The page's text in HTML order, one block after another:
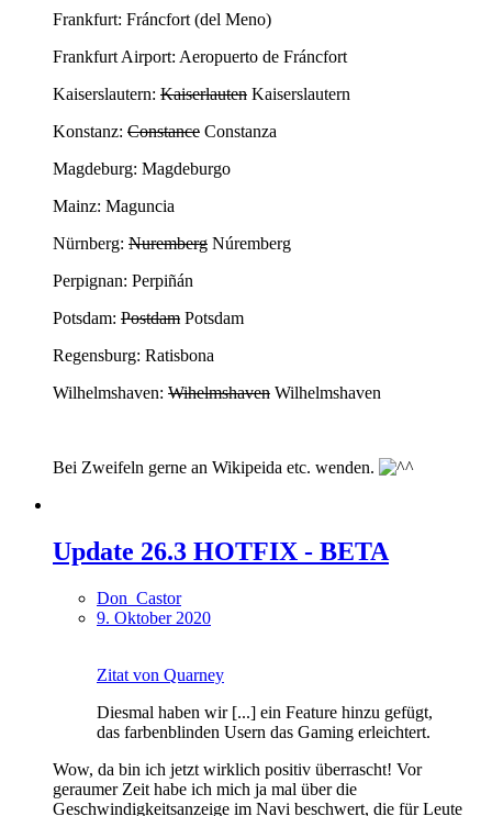
Frankfurt: Fráncfort (del Meno)
Frankfurt Airport: Aeropuerto de Fráncfort
Kaiserslautern: Kaiserlauten Kaiserslautern
Konstanz: Constance Constanza
Magdeburg: Magdeburgo
Mainz: Maguncia
Nürnberg: Nuremberg Núremberg
Perpignan: Perpiñán
Potsdam: Postdam Potsdam
Regensburg: Ratisbona
Wilhelmshaven: Wihelmshaven Wilhelmshaven
Bei Zweifeln gerne an Wikipeida etc. wenden.
Update 26.3 HOTFIX - BETA
Don_Castor
9. Oktober 2020
Zitat von Quarney
Diesmal haben wir [...] ein Feature hinzu gefügt,
das farbenblinden Usern das Gaming erleichtert.
Wow, da bin ich jetzt wirklich positiv überrascht! Vor
geraumer Zeit habe ich mich ja mal über die
Geschwindigkeitsanzeige im Navi beschwert, die für Leute